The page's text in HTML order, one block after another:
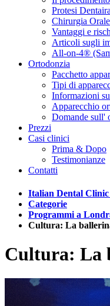
Protesi Dentaira
Chirurgia Orale
Vantaggi e
Articoli sugli
All-on-4®
Ortodonzia
Pacchetto
Tipi di
Informazioni
Apparecchio
Domande sull'
Prezzi
Casi clinici
Prima & Dopo
Testimonianze
Contatti
Italian Dental
Categorie
Programmi a
Cultura: La
Cultura: La